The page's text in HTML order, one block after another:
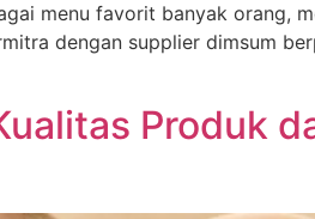
menu favorit banyak orang,
dengan supplier dimsum
Produk